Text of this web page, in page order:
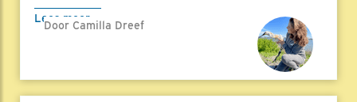
Lees meer
Door Camilla Dreef